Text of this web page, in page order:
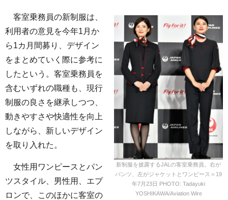
新制服を披露するJALの客室乗務員。右が
パンツ、左がジャケットとワンピース＝19
年7月23日 PHOTO: Tadayuki
YOSHIKAWA/Aviation Wire
客室乗務員の新制服は、
利用者の意見を今年1月か
ら1カ月間募り、デザイン
をまとめていく際に参考に
したという。客室乗務員を
含むいずれの職種も、現行
制服の良さを継承しつつ、
動きやすさや快適性を向上
しながら、新しいデザイン
を取り入れた。
女性用ワンピースとパン
ツスタイル、男性用、エプ
ロンで、このほかに客室の